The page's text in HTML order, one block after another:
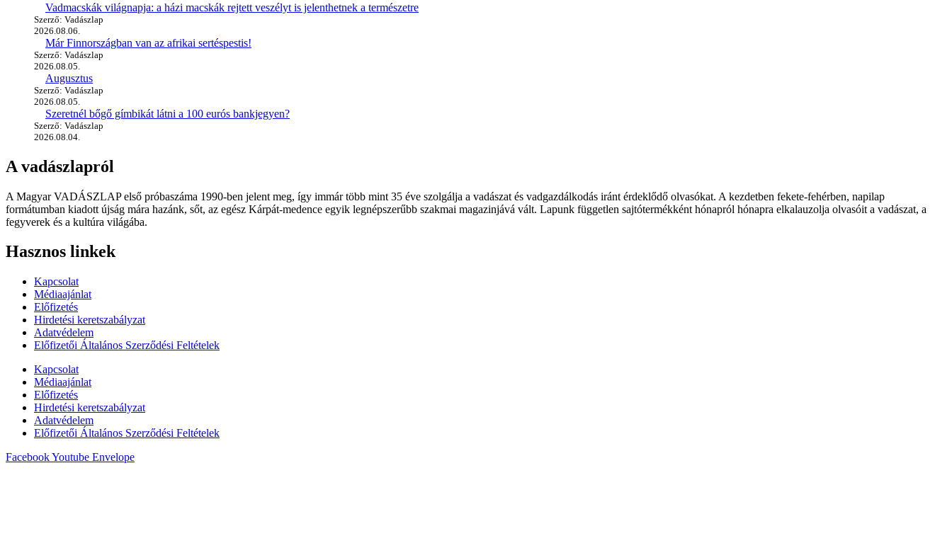
Vadmacskák világnapja: a házi macskák rejtett veszélyt is jelenthetnek a természetre
Szerző: Vadászlap
2026.08.06.
Már Finnországban van az afrikai sertéspestis!
Szerző: Vadászlap
2026.08.05.
Augusztus
Szerző: Vadászlap
2026.08.05.
Szeretnél bőgő gímbikát látni a 100 eurós bankjegyen?
Szerző: Vadászlap
2026.08.04.
A vadászlapról
A Magyar VADÁSZLAP első próbaszáma 1990-ben jelent meg, így immár több mint 35 éve szolgálja a vadászat és vadgazdálkodás iránt érdeklődő olvasókat. A kezdetben fekete-fehérben, napilap
formátumban kiadott újság mára hazánk, sőt, az egész Kárpát-medence egyik legnépszerűbb szakmai magazinjává vált. Lapunk független sajtótermékként hónapról hónapra elkalauzolja olvasóit a vadászat, a
fegyverek és a kultúra világába.
Hasznos linkek
Kapcsolat
Médiaajánlat
Előfizetés
Hirdetési keretszabályzat
Adatvédelem
Előfizetői Általános Szerződési Feltételek
Kapcsolat
Médiaajánlat
Előfizetés
Hirdetési keretszabályzat
Adatvédelem
Előfizetői Általános Szerződési Feltételek
FacebookYoutube Envelope